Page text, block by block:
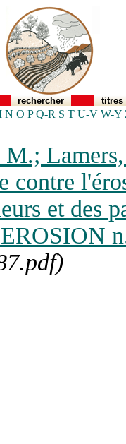
rechercher titres
N O P Q-R S T U-V W-Y
contre
et des